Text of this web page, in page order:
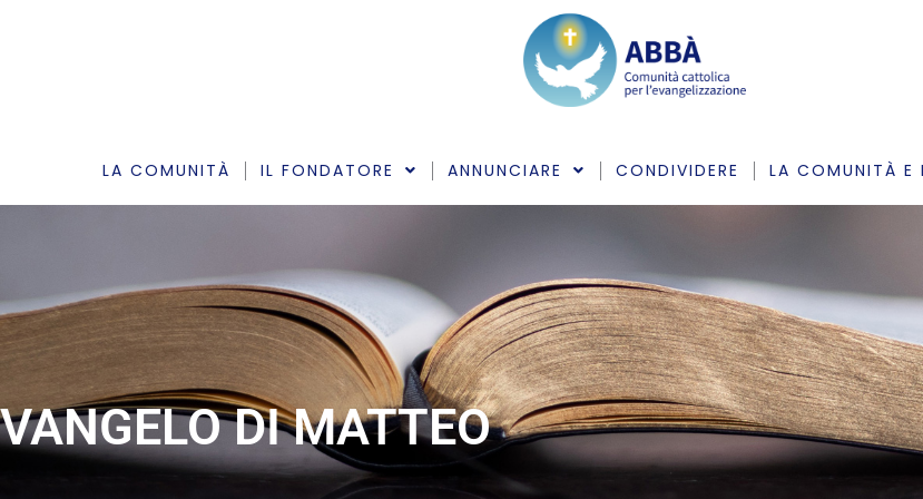
LA COMUNITÀ IL FONDATORE ANNUNCIARE CONDIVIDERE LA COMUNITÀ E
VANGELO DI MATTEO